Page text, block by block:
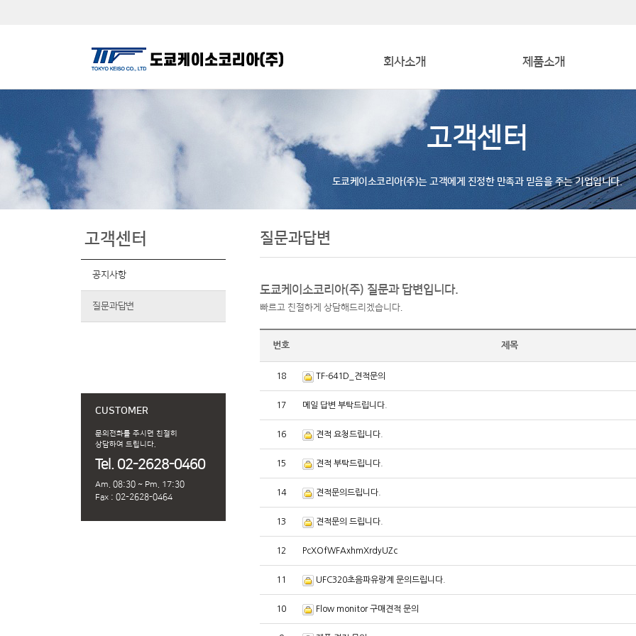
회사소개
회사연혁
제품소개
FLOW
고객센터
도쿄케이소코리아(주)는 고객에게 진정한 만족과 믿음을 주는 기업입니다.
고객센터
공지사항
질문과답변
CUSTOMER
문의전화를 주시면 친절히
상담하여 드립니다.
Tel. 02-2628-0460
Am. 08:30 ~ Pm. 17:30
Fax : 02-2628-0464
질문과답변
도쿄케이소코리아(주) 질문과 답변입니다.
빠르고 친절하게 상담해드리겠습니다.
번호 제목
18 TF-641D_견적문의
17 메일 답변 부탁드립니다.
16 견적 요청드립니다.
15 견적 부탁드립니다.
14 견적문의드립니다.
13 견적문의 드립니다.
12 PcXOfWFAxhmXrdyUZc
11 UFC320초음파유량계 문의드립니다.
10 Flow monitor 구매견적 문의